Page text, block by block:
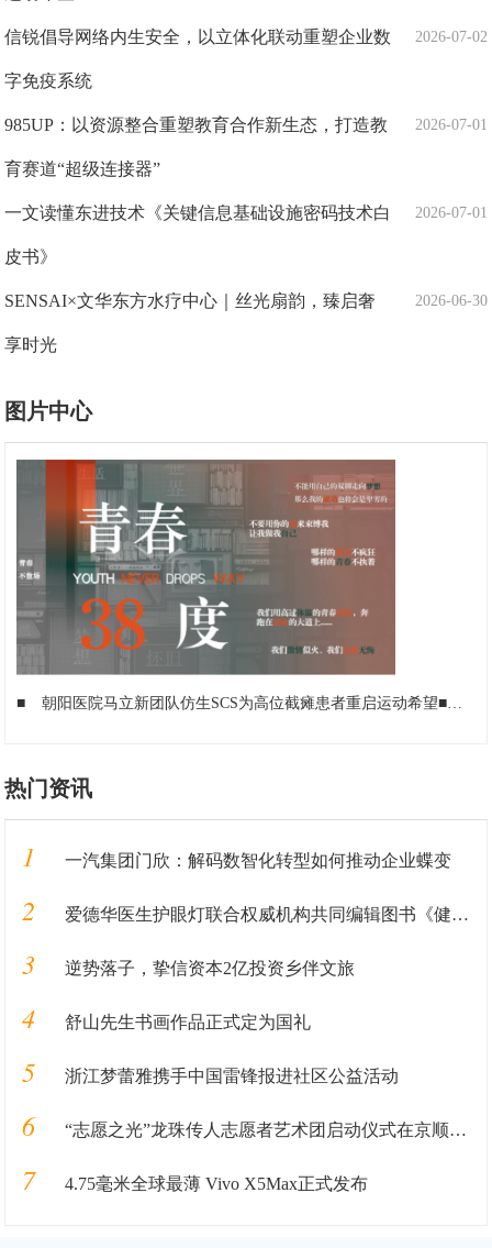
2026-07-02
信锐倡导网络内生安全，以立体化联动重塑企业数
字免疫系统
2026-07-01
985UP：以资源整合重塑教育合作新生态，打造教
育赛道“超级连接器”
2026-07-01
一文读懂东进技术《关键信息基础设施密码技术白
皮书》
2026-06-30
SENSAI×文华东方水疗中心｜丝光扇韵，臻启奢
享时光
图片中心
■ 朝阳医院马立新团队仿生SCS为高位截瘫患者重启运动希望■
热门资讯
1 一汽集团门欣：解码数智化转型如何推动企业蝶变
2 爱德华医生护眼灯联合权威机构共同编辑图书《健康用光100问》即将发售
3 逆势落子，挚信资本2亿投资乡伴文旅
4 舒山先生书画作品正式定为国礼
5 浙江梦蕾雅携手中国雷锋报进社区公益活动
6 “志愿之光”龙珠传人志愿者艺术团启动仪式在京顺利启动
7 4.75毫米全球最薄 Vivo X5Max正式发布